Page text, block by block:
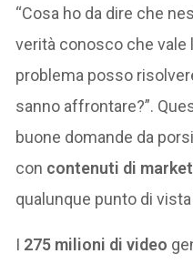
“Cosa ho da dire che
verità conosco che vale
problema posso
sanno affrontare?”.
buone domande da
con contenuti di
qualunque punto di
I 275 milioni di video